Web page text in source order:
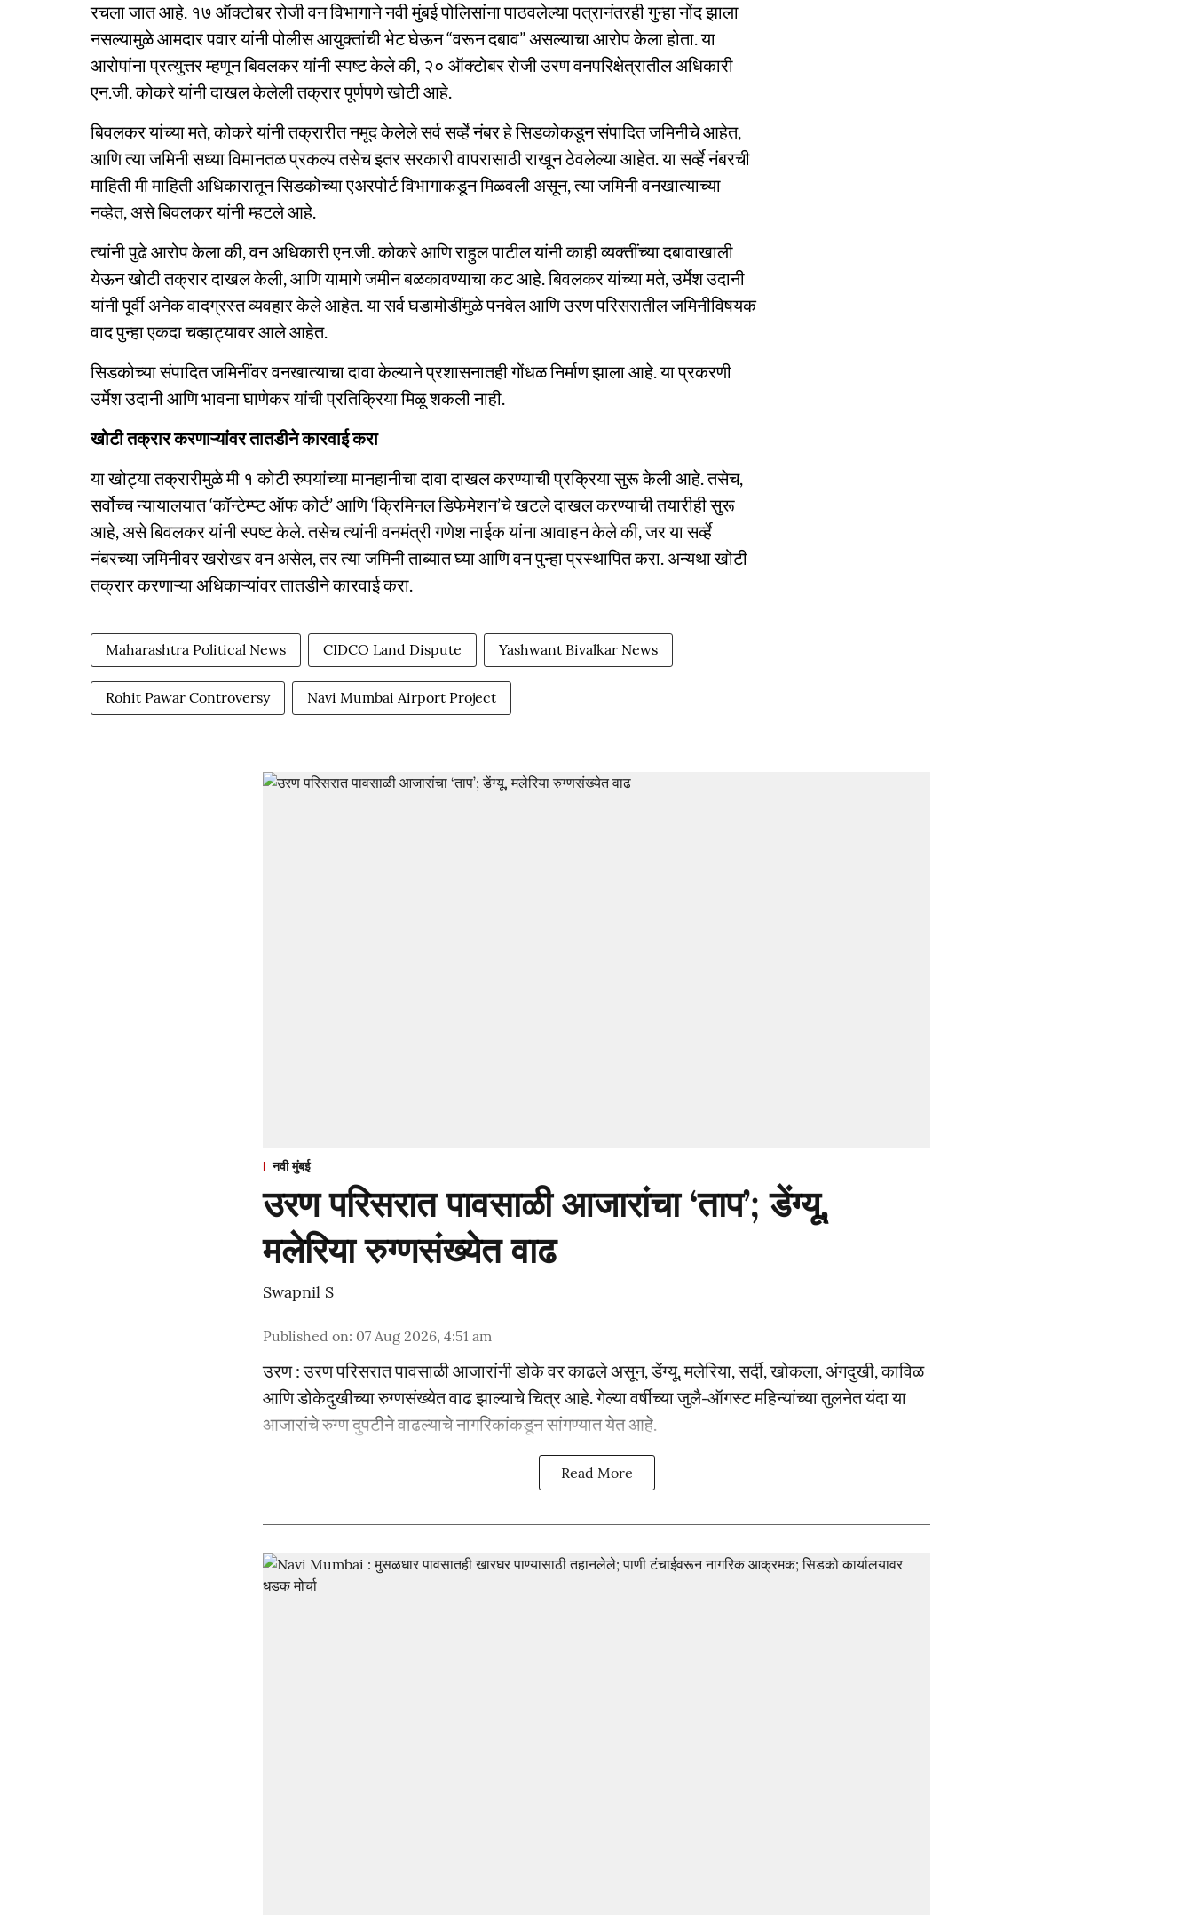
रचला जात आहे. १७ ऑक्टोबर रोजी वन विभागाने नवी मुंबई पोलिसांना पाठवलेल्या पत्रानंतरही गुन्हा नोंद झाला
नसल्यामुळे आमदार पवार यांनी पोलीस आयुक्तांची भेट घेऊन “वरून दबाव” असल्याचा आरोप केला होता. या
आरोपांना प्रत्युत्तर म्हणून बिवलकर यांनी स्पष्ट केले की, २० ऑक्टोबर रोजी उरण वनपरिक्षेत्रातील अधिकारी
एन.जी. कोकरे यांनी दाखल केलेली तक्रार पूर्णपणे खोटी आहे.
बिवलकर यांच्या मते, कोकरे यांनी तक्रारीत नमूद केलेले सर्व सर्व्हे नंबर हे सिडकोकडून संपादित जमिनीचे आहेत,
आणि त्या जमिनी सध्या विमानतळ प्रकल्प तसेच इतर सरकारी वापरासाठी राखून ठेवलेल्या आहेत. या सर्व्हे नंबरची
माहिती मी माहिती अधिकारातून सिडकोच्या एअरपोर्ट विभागाकडून मिळवली असून, त्या जमिनी वनखात्याच्या
नव्हेत, असे बिवलकर यांनी म्हटले आहे.
त्यांनी पुढे आरोप केला की, वन अधिकारी एन.जी. कोकरे आणि राहुल पाटील यांनी काही व्यक्तींच्या दबावाखाली
येऊन खोटी तक्रार दाखल केली, आणि यामागे जमीन बळकावण्याचा कट आहे. बिवलकर यांच्या मते, उर्मेश उदानी
यांनी पूर्वी अनेक वादग्रस्त व्यवहार केले आहेत. या सर्व घडामोडींमुळे पनवेल आणि उरण परिसरातील जमिनीविषयक
वाद पुन्हा एकदा चव्हाट्यावर आले आहेत.
सिडकोच्या संपादित जमिनींवर वनखात्याचा दावा केल्याने प्रशासनातही गोंधळ निर्माण झाला आहे. या प्रकरणी
उर्मेश उदानी आणि भावना घाणेकर यांची प्रतिक्रिया मिळू शकली नाही.
खोटी तक्रार करणाऱ्यांवर तातडीने कारवाई करा
या खोट्या तक्रारीमुळे मी १ कोटी रुपयांच्या मानहानीचा दावा दाखल करण्याची प्रक्रिया सुरू केली आहे. तसेच,
सर्वोच्च न्यायालयात ‘कॉन्टेम्प्ट ऑफ कोर्ट’ आणि ‘क्रिमिनल डिफेमेशन’चे खटले दाखल करण्याची तयारीही सुरू
आहे, असे बिवलकर यांनी स्पष्ट केले. तसेच त्यांनी वनमंत्री गणेश नाईक यांना आवाहन केले की, जर या सर्व्हे
नंबरच्या जमिनीवर खरोखर वन असेल, तर त्या जमिनी ताब्यात घ्या आणि वन पुन्हा प्रस्थापित करा. अन्यथा खोटी
तक्रार करणाऱ्या अधिकाऱ्यांवर तातडीने कारवाई करा.
Maharashtra Political News CIDCO Land Dispute Yashwant Bivalkar News
Rohit Pawar Controversy Navi Mumbai Airport Project
नवी मुंबई
उरण परिसरात पावसाळी आजारांचा ‘ताप’; डेंग्यू,
मलेरिया रुग्णसंख्येत वाढ
Swapnil S
Published on: 07 Aug 2026, 4:51 am
उरण : उरण परिसरात पावसाळी आजारांनी डोके वर काढले असून, डेंग्यू, मलेरिया, सर्दी, खोकला, अंगदुखी, काविळ
आणि डोकेदुखीच्या रुग्णसंख्येत वाढ झाल्याचे चित्र आहे. गेल्या वर्षीच्या जुलै-ऑगस्ट महिन्यांच्या तुलनेत यंदा या
आजारांचे रुग्ण दुपटीने वाढल्याचे नागरिकांकडून सांगण्यात येत आहे.
Read More